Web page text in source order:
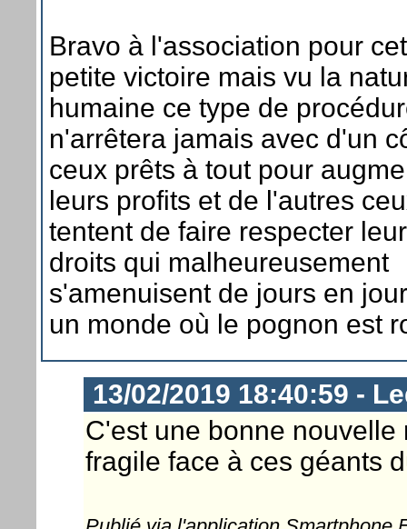
Bravo à l'association pour
petite victoire mais vu la
humaine ce type de
n'arrêtera jamais avec d'un
ceux prêts à tout pour
leurs profits et de l'autres
tentent de faire respecter
droits qui malheureusement
s'amenuisent de jours en
un monde où le pognon est
13/02/2019 18:40:59 -
C'est une bonne
fragile face à ces géants